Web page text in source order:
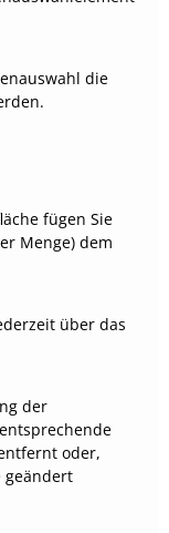
die
fügen Sie
Menge) dem
über das
der
oder,
geändert